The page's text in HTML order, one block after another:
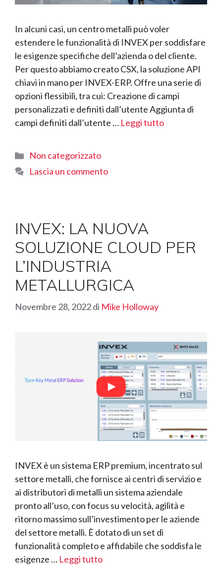
In alcuni casi, un centro metalli può voler
estendere le funzionalità di INVEX per soddisfare
le esigenze specifiche dell’azienda o del cliente.
Per questo abbiamo creato CSX, la soluzione API
chiavi in mano per INVEX-ERP. Offre una serie di
opzioni flessibili, tra cui: Creazione di campi
personalizzati e definiti dall’utente Aggiunta di
campi definiti dall’utente … Leggi tutto
Categorie
Non categorizzato
Lascia un commento
INVEX: LA NUOVA
SOLUZIONE CLOUD PER
L’INDUSTRIA
METALLURGICA
Novembre 28, 2022di Mike Holloway
INVEX è un sistema ERP premium, incentrato sul
settore metalli, che fornisce ai centri di servizio e
ai distributori di metalli un sistema aziendale
pronto all’uso, con focus su velocità, agilità e
ritorno massimo sull’investimento per le aziende
del settore metalli. È dotato di un set di
funzionalità completo e affidabile che soddisfa le
esigenze … Leggi tutto